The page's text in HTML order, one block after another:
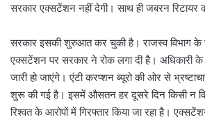
सरकार एक्सटेंशन नहीं देगी। साथ ही जबरन रिटायर
सरकार इसकी शुरुआत कर चुकी है। राजस्व विभाग के
एक्सटेंशन पर सरकार ने रोक लगा दी है। अधिकारी
जारी हो जाएंगे। एंटी करप्शन ब्यूरो की ओर से
शुरू की गई है। इसमें औसतन हर दूसरे दिन किसी न
रिश्वत के आरोपों में गिरफ्तार किया जा रहा है।